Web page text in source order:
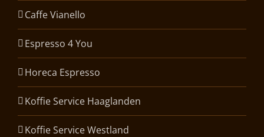
Caffe Vianello
Espresso 4 You
Horeca Espresso
Koffie Service Haaglanden
Koffie Service Westland